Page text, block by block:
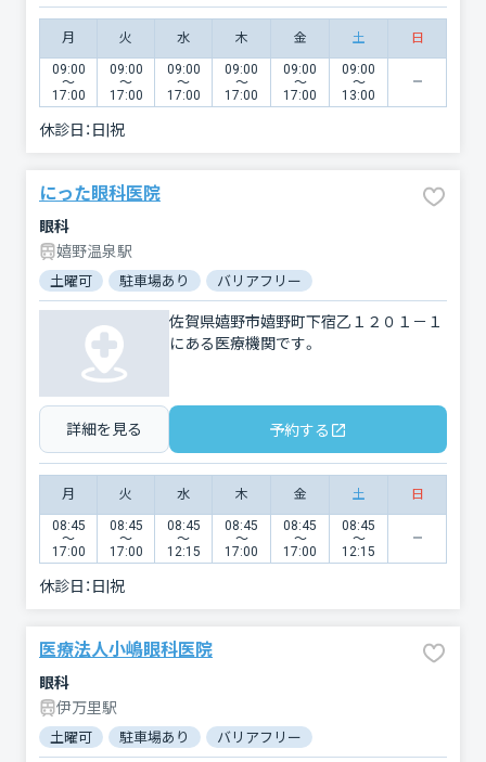
月 火 水 木 金 土 日
09:00
〜
17:00
09:00
〜
17:00
09:00
〜
17:00
09:00
〜
17:00
09:00
〜
17:00
09:00
〜
13:00
休診日： 日|祝
にった眼科医院
眼科
嬉野温泉駅
土曜可 駐車場あり バリアフリー
佐賀県嬉野市嬉野町下宿乙１２０１－１
にある医療機関です。
詳細を見る 予約する
月 火 水 木 金 土 日
08:45
〜
17:00
08:45
〜
17:00
08:45
〜
12:15
08:45
〜
17:00
08:45
〜
17:00
08:45
〜
12:15
休診日： 日|祝
医療法人小嶋眼科医院
眼科
伊万里駅
土曜可 駐車場あり バリアフリー